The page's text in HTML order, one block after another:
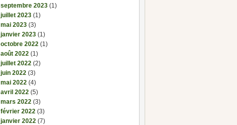
septembre 2023 (1)
juillet 2023 (1)
mai 2023 (3)
janvier 2023 (1)
octobre 2022 (1)
août 2022 (1)
juillet 2022 (2)
juin 2022 (3)
mai 2022 (4)
avril 2022 (5)
mars 2022 (3)
février 2022 (3)
janvier 2022 (7)